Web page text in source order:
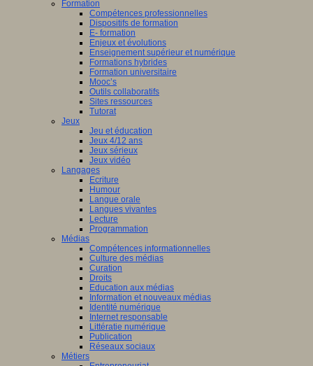
Formation
Compétences professionnelles
Dispositifs de formation
E- formation
Enjeux et évolutions
Enseignement supérieur et numérique
Formations hybrides
Formation universitaire
Mooc’s
Outils collaboratifs
Sites ressources
Tutorat
Jeux
Jeu et éducation
Jeux 4/12 ans
Jeux sérieux
Jeux vidéo
Langages
Ecriture
Humour
Langue orale
Langues vivantes
Lecture
Programmation
Médias
Compétences informationnelles
Culture des médias
Curation
Droits
Education aux médias
Information et nouveaux médias
Identité numérique
Internet responsable
Littératie numérique
Publication
Réseaux sociaux
Métiers